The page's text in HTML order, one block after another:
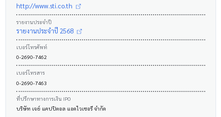
http://www.sti.co.th
รายงานประจำปี
รายงานประจำปี 2568
เบอร์โทรศัพท์
0-2690-7462
เบอร์โทรสาร
0-2690-7463
ที่ปรึกษาทางการเงิน IPO
บริษัท เจย์ แคปปิตอล แอดไวเซอรี จำกัด